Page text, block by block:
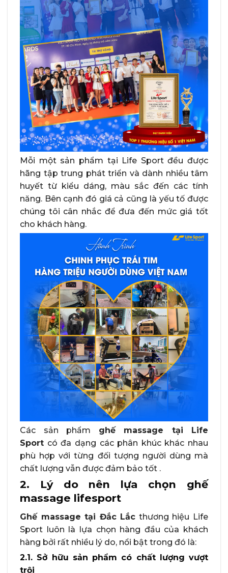
Mỗi một sản phẩm tại Life Sport đều được
hãng tập trung phát triển và dành nhiều tâm
huyết từ kiểu dáng, màu sắc đến các tính
năng. Bên cạnh đó giá cả cũng là yếu tố được
chúng tôi cân nhắc để đưa đến mức giá tốt
cho khách hàng.
Các sản phẩm ghế massage tại Life
Sport có đa dạng các phân khúc khác nhau
phù hợp với từng đối tượng người dùng mà
chất lượng vẫn được đảm bảo tốt .
2. Lý do nên lựa chọn ghế
massage lifesport
Ghế massage tại Đắc Lắc thương hiệu Life
Sport luôn là lựa chọn hàng đầu của khách
hàng bởi rất nhiều lý do, nổi bật trong đó là:
2.1. Sở hữu sản phẩm có chất lượng vượt
trội